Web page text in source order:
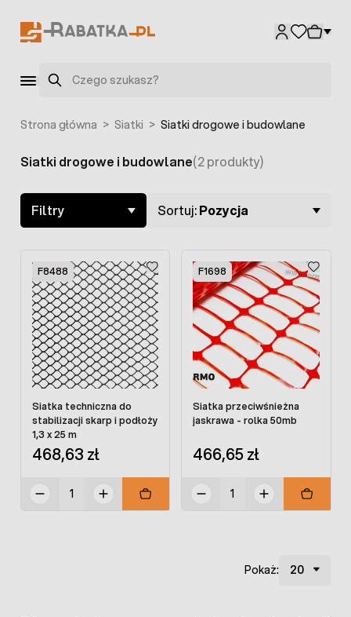
Szukaj
Strona główna > Siatki > Siatki drogowe i budowlane
Skip to product list
Siatki drogowe i budowlane(2 produkty)
Filtry Sortuj:Pozycja
F8488
Siatka techniczna do
stabilizacji skarp i podłoży
1,3 x 25 m
468,63 zł
F1698
Siatka przeciwśnieżna
jaskrawa - rolka 50mb
466,65 zł
Pokaż: